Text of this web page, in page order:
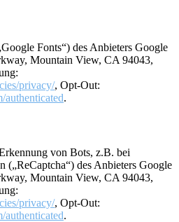
Fonts“) des Anbieters Google
Mountain View, CA 94043,
privacy/, Opt-Out:
authenticated.
von Bots, z.B. bei
(„ReCaptcha“) des Anbieters Google
Mountain View, CA 94043,
privacy/, Opt-Out:
authenticated.